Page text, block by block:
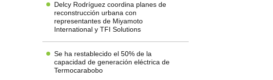
Delcy Rodríguez coordina planes de
reconstrucción urbana con
representantes de Miyamoto
International y TFI Solutions
Se ha restablecido el 50% de la
capacidad de generación eléctrica de
Termocarabobo